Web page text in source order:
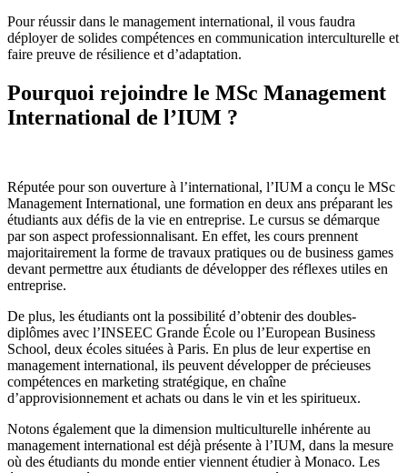
Pour réussir dans le management international, il vous faudra
déployer de solides compétences en communication interculturelle et
faire preuve de résilience et d’adaptation.
Pourquoi rejoindre le MSc Management
International de l’IUM ?
Réputée pour son ouverture à l’international, l’IUM a conçu le MSc
Management International, une formation en deux ans préparant les
étudiants aux défis de la vie en entreprise. Le cursus se démarque
par son aspect professionnalisant. En effet, les cours prennent
majoritairement la forme de travaux pratiques ou de business games
devant permettre aux étudiants de développer des réflexes utiles en
entreprise.
De plus, les étudiants ont la possibilité d’obtenir des doubles-
diplômes avec l’INSEEC Grande École ou l’European Business
School, deux écoles situées à Paris. En plus de leur expertise en
management international, ils peuvent développer de précieuses
compétences en marketing stratégique, en chaîne
d’approvisionnement et achats ou dans le vin et les spiritueux.
Notons également que la dimension multiculturelle inhérente au
management international est déjà présente à l’IUM, dans la mesure
où des étudiants du monde entier viennent étudier à Monaco. Les